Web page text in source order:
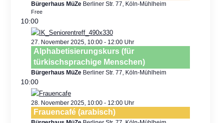
Bürgerhaus MüZe Berliner Str. 77, Köln-Mühlheim
Free
10:00
27. November 2025, 10:00- 12:00
Alphabetisierungskurs (für
türkischsprachige Menschen)
Bürgerhaus MüZe Berliner Str. 77, Köln-Mühlheim
10:00
28. November 2025, 10:00- 12:00
Frauencafé (arabisch)